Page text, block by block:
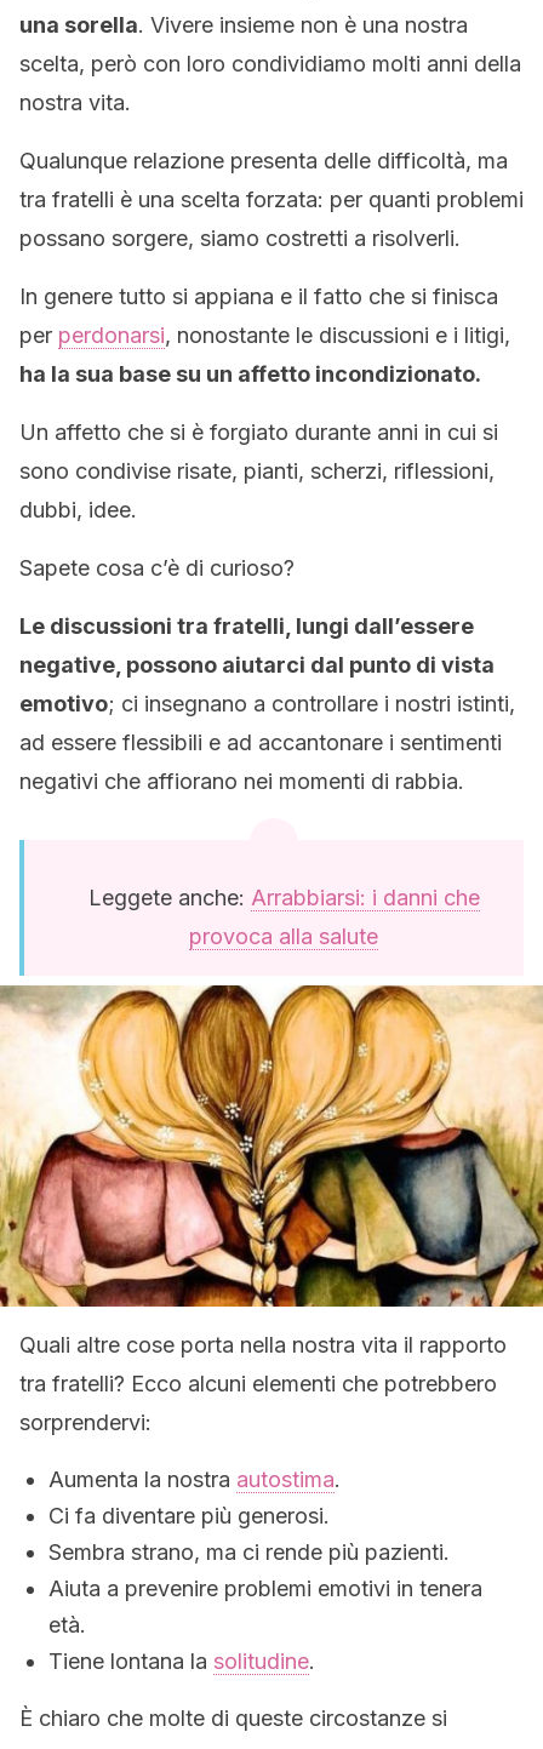
una sorella. Vivere insieme non è una nostra
scelta, però con loro condividiamo molti anni della
nostra vita.
Qualunque relazione presenta delle difficoltà, ma
tra fratelli è una scelta forzata: per quanti problemi
possano sorgere, siamo costretti a risolverli.
In genere tutto si appiana e il fatto che si finisca
per perdonarsi, nonostante le discussioni e i litigi,
ha la sua base su un affetto incondizionato.
Un affetto che si è forgiato durante anni in cui si
sono condivise risate, pianti, scherzi, riflessioni,
dubbi, idee.
Sapete cosa c’è di curioso?
Le discussioni tra fratelli, lungi dall’essere
negative, possono aiutarci dal punto di vista
emotivo; ci insegnano a controllare i nostri istinti,
ad essere flessibili e ad accantonare i sentimenti
negativi che affiorano nei momenti di rabbia.
Leggete anche: Arrabbiarsi: i danni che
provoca alla salute
Quali altre cose porta nella nostra vita il rapporto
tra fratelli? Ecco alcuni elementi che potrebbero
sorprendervi:
Aumenta la nostra autostima.
Ci fa diventare più generosi.
Sembra strano, ma ci rende più pazienti.
Aiuta a prevenire problemi emotivi in tenera
età.
Tiene lontana la solitudine.
È chiaro che molte di queste circostanze si